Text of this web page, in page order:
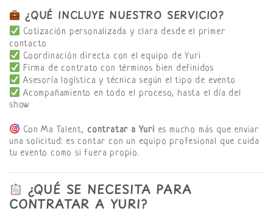
¿QUÉ INCLUYE NUESTRO SERVICIO?
Cotización personalizada y clara desde el primer
contacto
Coordinación directa con el equipo de Yuri
Firma de contrato con términos bien definidos
Asesoría logística y técnica según el tipo de evento
Acompañamiento en todo el proceso, hasta el día del
show
Con Ma Talent, contratar a Yuri es mucho más que enviar
una solicitud: es contar con un equipo profesional que cuida
tu evento como si fuera propio.
¿QUÉ SE NECESITA PARA
CONTRATAR A YURI?